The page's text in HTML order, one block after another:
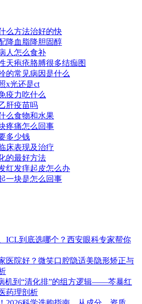
么方法治好的快
降血脂降胆固醇
人怎么食补
天疱疮胳膊很多结痂图
的常见病因是什么
x光还是ct
疫力吃什么
肝疫苗吗
么食物和水果
疼痛怎么回事
多少钱
床表现及治疗
的最好方法
红发痒起皮怎么办
一块是怎么回事
ICL到底选哪个？西安眼科专家帮你
医院好？微笑口腔隐适美隐形矫正与
机到“清化排”的组方逻辑——芩暴红
药理剖析